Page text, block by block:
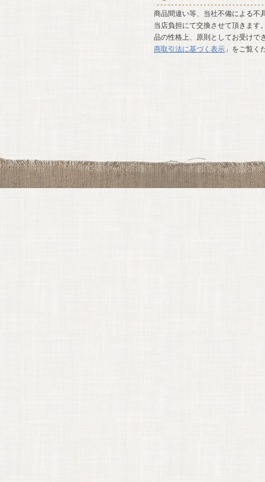
商品間違い等、当社不備による不
当店負担にて交換させて頂きます
品の性格上、原則としてお受けで
商取引法に基づく表示 」をご覧く